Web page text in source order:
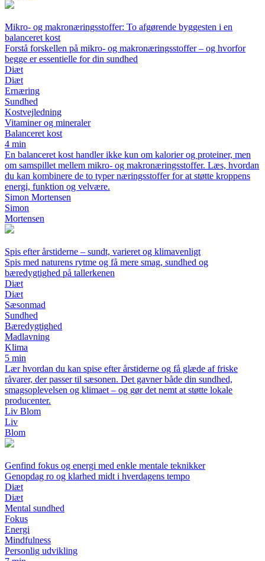
Mikro- og makronæringsstoffer: To afgørende byggesten i en
balanceret kost
Forstå forskellen på mikro- og makronæringsstoffer – og hvorfor
begge er essentielle for din sundhed
Diæt
Diæt
Ernæring
Sundhed
Kostvejledning
Vitaminer og mineraler
Balanceret kost
4 min
En balanceret kost handler ikke kun om kalorier og proteiner, men
om samspillet mellem mikro- og makronæringsstoffer. Læs, hvordan
du kan kombinere de to typer næringsstoffer for at støtte kroppens
energi, funktion og velvære.
Simon Mortensen
Simon
Mortensen
Spis efter årstiderne – sundt, varieret og klimavenligt
Spis med naturens rytme og få mere smag, sundhed og
bæredygtighed på tallerkenen
Diæt
Diæt
Sæsonmad
Sundhed
Bæredygtighed
Madlavning
Klima
5 min
Lær hvordan du kan spise efter årstiderne og få glæde af friske
råvarer, der passer til sæsonen. Det gavner både din sundhed,
smagsoplevelsen og klimaet – og gør det nemt at støtte lokale
producenter.
Liv Blom
Liv
Blom
Genfind fokus og energi med enkle mentale teknikker
Genopdag ro og klarhed midt i hverdagens tempo
Diæt
Diæt
Mental sundhed
Fokus
Energi
Mindfulness
Personlig udvikling